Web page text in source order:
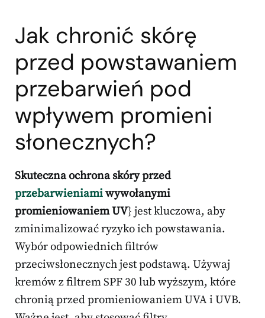
Jak chronić skórę
przed powstawaniem
przebarwień pod
wpływem promieni
słonecznych?
Skuteczna ochrona skóry przed
przebarwieniamiwywołanymi
promieniowaniem UV} jest kluczowa, aby
zminimalizować ryzyko ich powstawania.
Wybór odpowiednich filtrów
przeciwsłonecznych jest podstawą. Używaj
kremów z filtrem SPF 30 lub wyższym, które
chronią przed promieniowaniem UVA i UVB.